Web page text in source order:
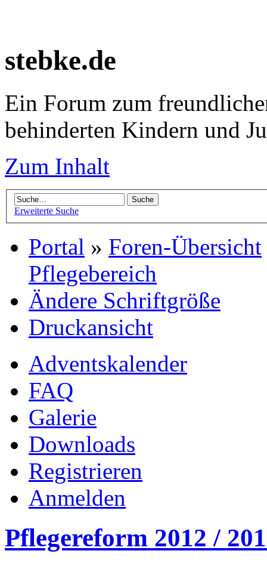
stebke.de
Ein Forum zum
behinderten Kindern und
Zum Inhalt
Erweiterte Suche
Portal » Foren-Übersicht
Pflegebereich
Ändere Schriftgröße
Druckansicht
Adventskalender
FAQ
Galerie
Downloads
Registrieren
Anmelden
Pflegereform 2012 /